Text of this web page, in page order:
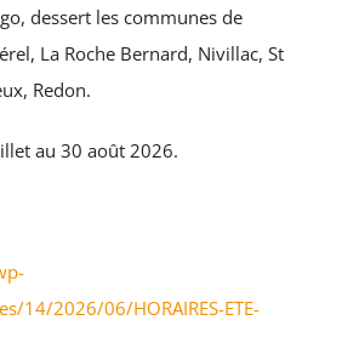
dessert les communes de
La Roche Bernard, Nivillac, St
Redon.
au 30 août 2026.
14/2026/06/HORAIRES-ETE-